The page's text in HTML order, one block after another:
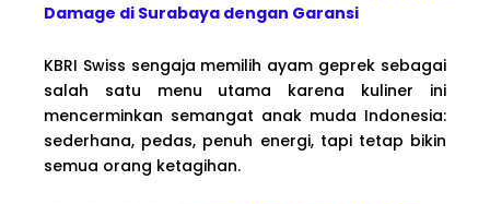
Damage di Surabaya dengan Garansi
KBRI Swiss sengaja memilih ayam geprek sebagai
salah satu menu utama karena kuliner ini
mencerminkan semangat anak muda Indonesia:
sederhana, pedas, penuh energi, tapi tetap bikin
semua orang ketagihan.